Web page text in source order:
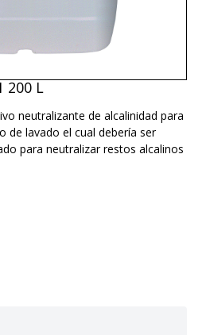
200 L
neutralizante de alcalinidad para
de lavado el cual debería ser
para neutralizar restos alcalinos